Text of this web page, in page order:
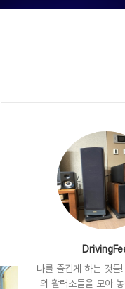
나를 즐겁게 하는 것들
의 활력소들을 모아